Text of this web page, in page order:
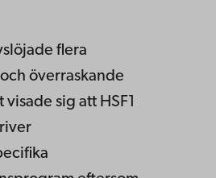
flera
överraskande
sig att HSF1